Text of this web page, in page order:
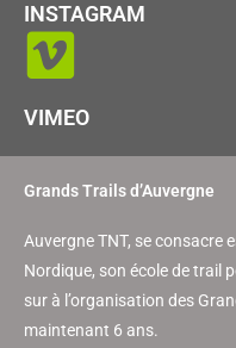
INSTAGRAM
VIMEO
Grands Trails d’Auvergne
Auvergne TNT, se consacre
Nordique, son école de trail
sur à l’organisation des
maintenant 6 ans.